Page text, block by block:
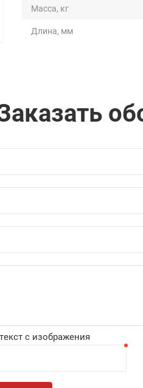
Масса, кг
Длина, мм
с изображения